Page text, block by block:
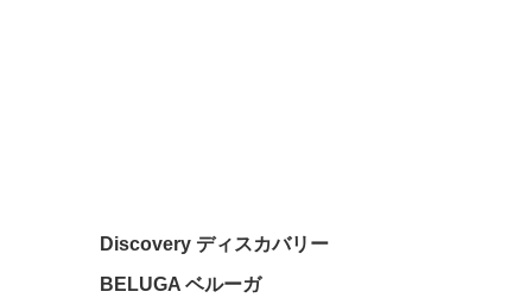
Discovery ディスカバリー
BELUGA ベルーガ